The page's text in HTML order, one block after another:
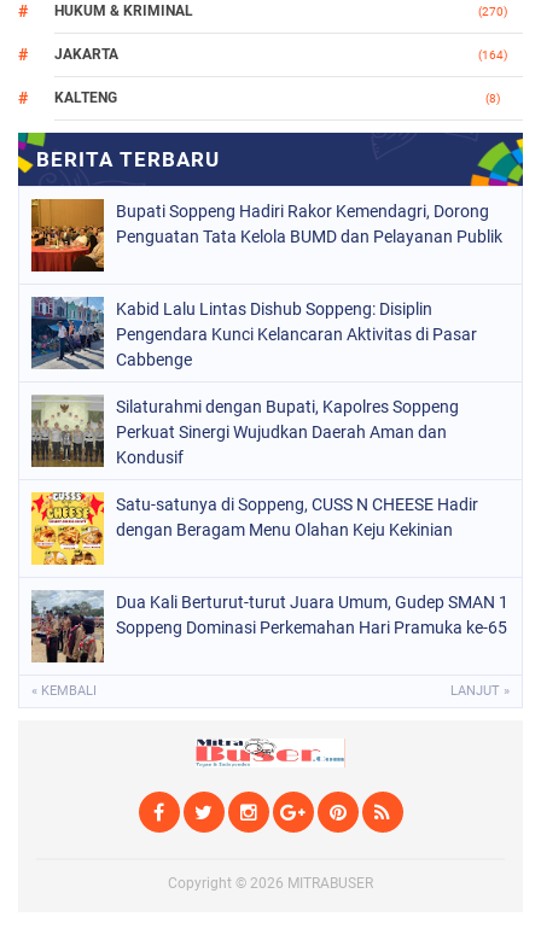
HUKUM & KRIMINAL (270)
JAKARTA (164)
KALTENG (8)
(112)
NASIONAL (965)
ORGANISASI (212)
PERISTIWA
POLITIK
POLRI
SOPPENG
SULSEL
Bupati Soppeng Hadiri Rakor Kemendagri, Dorong
Penguatan Tata Kelola BUMD dan Pelayanan Publik
Kabid Lalu Lintas Dishub Soppeng: Disiplin
Pengendara Kunci Kelancaran Aktivitas di Pasar
Cabbenge
Silaturahmi dengan Bupati, Kapolres Soppeng
Perkuat Sinergi Wujudkan Daerah Aman dan
Kondusif
Satu-satunya di Soppeng, CUSS N CHEESE Hadir
dengan Beragam Menu Olahan Keju Kekinian
Dua Kali Berturut-turut Juara Umum, Gudep SMAN 1
Soppeng Dominasi Perkemahan Hari Pramuka ke-65
« KEMBALI LANJUT »
Copyright © 2026 MITRABUSER